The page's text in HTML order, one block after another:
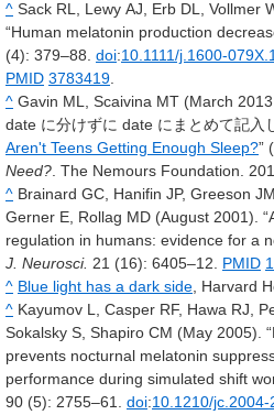
^ Sack RL, Lewy AJ, Erb DL, Vollmer
“Human melatonin production
(4): 379–88. doi:10.1111/j.1600-
PMID 3783419
^ Gavin ML, Scaivina MT (March
date に分けずに date にまとめて記入
Aren't Teens Getting Enough Sleep?”
Need? . The Nemours Foundation.
^ Brainard GC, Hanifin JP, Greeson
Gerner E, Rollag MD (August 2001).
regulation in humans: evidence for a
J. Neurosci. 21 (16): 6405–12. PMID
^ Blue light has a dark side , Harvard
^ Kayumov L, Casper RF, Hawa RJ,
Sokalsky S, Shapiro CM (May 2005).
prevents nocturnal melatonin
performance during simulated shift
90 (5): 2755–61. doi:10.1210/jc.2004-